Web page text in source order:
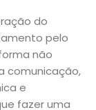
do
pelo
não
comunicação,
e
fazer uma